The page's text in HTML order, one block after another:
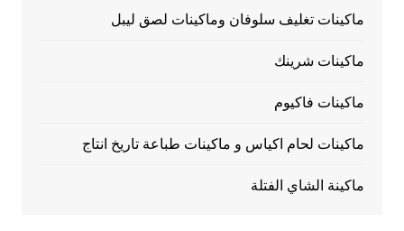
ماكينات تغليف سلوفان وماكينات لصق ليبل
ماكينات شرينك
ماكينات فاكيوم
ماكينات لحام اكياس و ماكينات طباعة تاريخ انتاج
ماكينة الشاي الفتلة